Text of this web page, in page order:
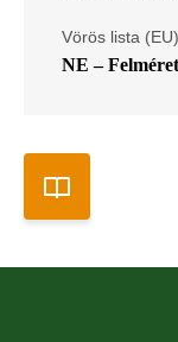
Vörös lista (EU)
NE –